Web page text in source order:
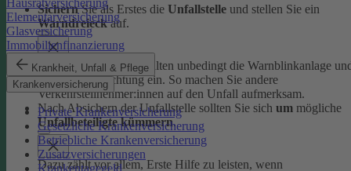
Hausratversicherung
Elementarversicherung
Glasversicherung
Immobilienfinanzierung
Krankheit, Unfall & Pflege
Krankenversicherung
Private Krankenversicherung
Gesetzliche Krankenversicherung
Betriebliche Krankenversicherung
Zusatzversicherungen
Krankentagegeld
SichernSie als Erstes die Unfallstelle und stellen Sie ein
Warndreieckauf.
Schalten Sie beim Anhalten unbedingt die Warnblinkanlage
Fahrzeugbeleuchtung ein. So machen Sie andere
Verkehrsteilnehmer:innen auf den Unfall aufmerksam.
Nach Absichern der Unfallstelle sollten Sie sich um mögliche
Unfallbeteiligte kümmern.
Dazu zählt vor allem, Erste Hilfe zu leisten, wenn